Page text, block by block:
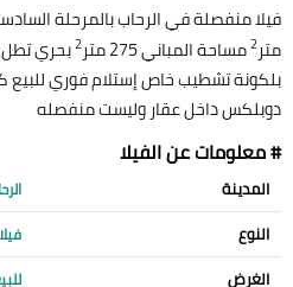
فيلا منفصلة في الرحاب بالمرحلة
متر2مساحة المباني 275 متر 2
دوبلكس داخل عقار وليست منفصله
# معلومات عن الفيلا
المدينة
النوع فيلا
الغرض